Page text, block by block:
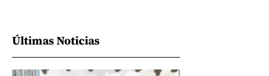
Últimas Noticias